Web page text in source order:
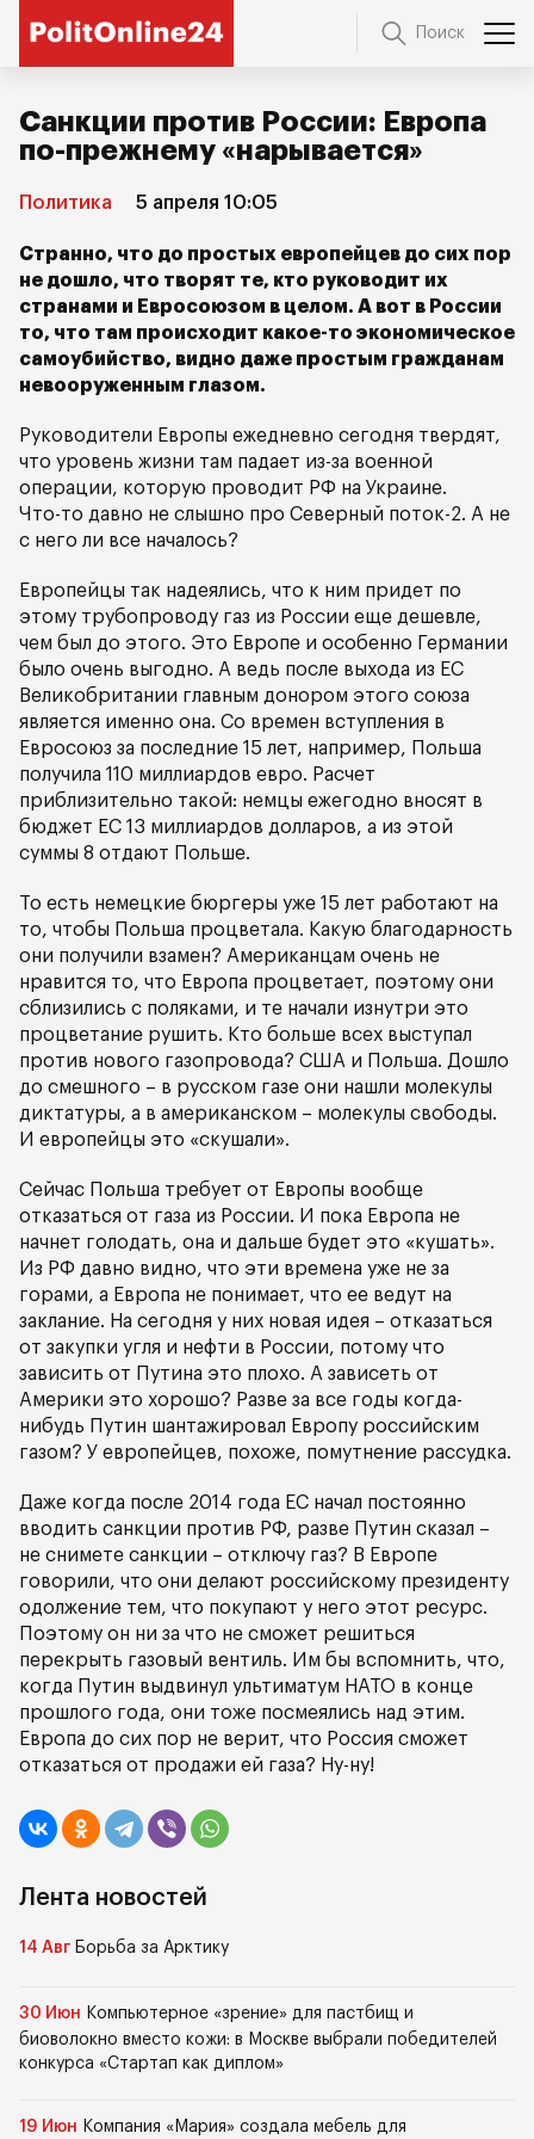
Поиск
Санкции против России: Европа
по-прежнему «нарывается»
Политика 5 апреля 10:05
Странно, что до простых европейцев до сих пор
не дошло, что творят те, кто руководит их
странами и Евросоюзом в целом. А вот в России
то, что там происходит какое-то экономическое
самоубийство, видно даже простым гражданам
невооруженным глазом.
Руководители Европы ежедневно сегодня твердят,
что уровень жизни там падает из-за военной
операции, которую проводит РФ на Украине.
Что-то давно не слышно про Северный поток-2. А не
с него ли все началось?
Европейцы так надеялись, что к ним придет по
этому трубопроводу газ из России еще дешевле,
чем был до этого. Это Европе и особенно Германии
было очень выгодно. А ведь после выхода из ЕС
Великобритании главным донором этого союза
является именно она. Со времен вступления в
Евросоюз за последние 15 лет, например, Польша
получила 110 миллиардов евро. Расчет
приблизительно такой: немцы ежегодно вносят в
бюджет ЕС 13 миллиардов долларов, а из этой
суммы 8 отдают Польше.
То есть немецкие бюргеры уже 15 лет работают на
то, чтобы Польша процветала. Какую благодарность
они получили взамен? Американцам очень не
нравится то, что Европа процветает, поэтому они
сблизились с поляками, и те начали изнутри это
процветание рушить. Кто больше всех выступал
против нового газопровода? США и Польша. Дошло
до смешного – в русском газе они нашли молекулы
диктатуры, а в американском – молекулы свободы.
И европейцы это «скушали».
Сейчас Польша требует от Европы вообще
отказаться от газа из России. И пока Европа не
начнет голодать, она и дальше будет это «кушать».
Из РФ давно видно, что эти времена уже не за
горами, а Европа не понимает, что ее ведут на
заклание. На сегодня у них новая идея – отказаться
от закупки угля и нефти в России, потому что
зависить от Путина это плохо. А зависеть от
Америки это хорошо? Разве за все годы когда-
нибудь Путин шантажировал Европу российским
газом? У европейцев, похоже, помутнение рассудка.
Даже когда после 2014 года ЕС начал постоянно
вводить санкции против РФ, разве Путин сказал –
не снимете санкции – отключу газ? В Европе
говорили, что они делают российскому президенту
одолжение тем, что покупают у него этот ресурс.
Поэтому он ни за что не сможет решиться
перекрыть газовый вентиль. Им бы вспомнить, что,
когда Путин выдвинул ультиматум НАТО в конце
прошлого года, они тоже посмеялись над этим.
Европа до сих пор не верит, что Россия сможет
отказаться от продажи ей газа? Ну-ну!
Лента новостей
14 Авг Борьба за Арктику
30 Июн Компьютерное «зрение» для пастбищ и
биоволокно вместо кожи: в Москве выбрали победителей
конкурса «Стартап как диплом»
19 Июн Компания «Мария» создала мебель для